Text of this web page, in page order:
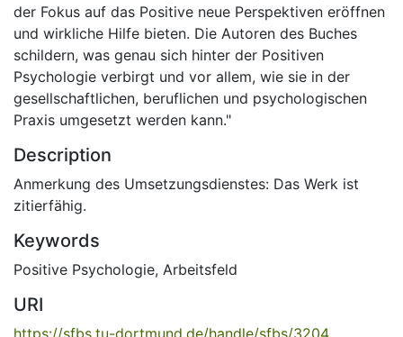
der Fokus auf das Positive neue Perspektiven eröffnen
und wirkliche Hilfe bieten. Die Autoren des Buches
schildern, was genau sich hinter der Positiven
Psychologie verbirgt und vor allem, wie sie in der
gesellschaftlichen, beruflichen und psychologischen
Praxis umgesetzt werden kann."
Description
Anmerkung des Umsetzungsdienstes: Das Werk ist
zitierfähig.
Keywords
Positive Psychologie, Arbeitsfeld
URI
https://sfbs.tu-dortmund.de/handle/sfbs/3204